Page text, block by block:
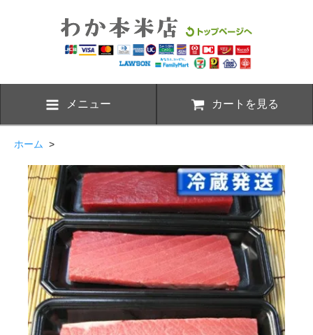
メニュー カートを見る
ホーム >